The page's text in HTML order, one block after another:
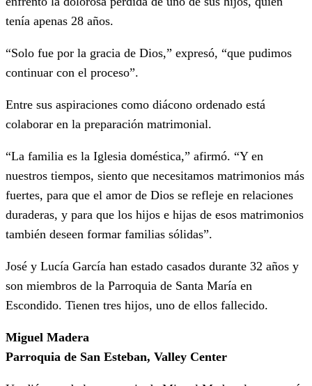
tenía apenas 28 años.
“Solo fue por la gracia de Dios,” expresó, “que pudimos
continuar con el proceso”.
Entre sus aspiraciones como diácono ordenado está
colaborar en la preparación matrimonial.
“La familia es la Iglesia doméstica,” afirmó. “Y en
nuestros tiempos, siento que necesitamos matrimonios más
fuertes, para que el amor de Dios se refleje en relaciones
duraderas, y para que los hijos e hijas de esos matrimonios
también deseen formar familias sólidas”.
José y Lucía García han estado casados durante 32 años y
son miembros de la Parroquia de Santa María en
Escondido. Tienen tres hijos, uno de ellos fallecido.
Miguel Madera
Parroquia de San Esteban, Valley Center